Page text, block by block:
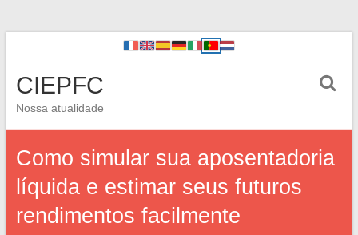
CIEPFC
Nossa atualidade
Como simular sua aposentadoria
líquida e estimar seus futuros
rendimentos facilmente